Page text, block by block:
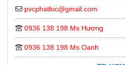
pvcphatloc@gmail.com
0936 138 198 Ms Hương
0936 138 198 Ms Oanh